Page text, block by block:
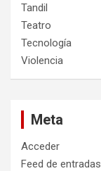
Tandil
Teatro
Tecnología
Violencia
Meta
Acceder
Feed de entradas